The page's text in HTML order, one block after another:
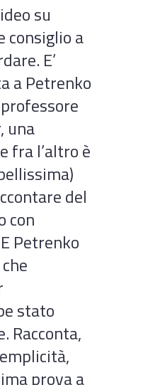
su
consiglio a
E’
a Petrenko
una
fra l’altro è
del
con
Petrenko
stato
Racconta,
prova a